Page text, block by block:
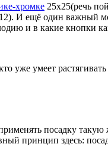
хромке 25х25(речь
И ещё один важный
и в какие кнопки
уже умеет
применять посадку
принцип здесь: